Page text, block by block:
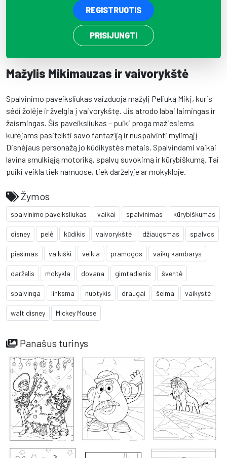
REGISTRUOTIS
PRISIJUNGTI
Mažylis Mikimauzas ir vaivorykštė
Spalvinimo paveiksliukas vaizduoja mažylį Peliuką Mikį, kuris
sėdi žolėje ir žvelgia į vaivorykštę. Jis atrodo labai laimingas ir
žaismingas. Šis paveiksliukas – puiki proga mažiesiems
kūrėjams pasitelkti savo fantaziją ir nuspalvinti mylimąjį
Disnėjaus personažą jo kūdikystės metais. Spalvindami vaikai
lavina smulkiąją motoriką, spalvų suvokimą ir kūrybiškumą. Tai
puiki veikla tiek namuose, tiek darželyje ar mokykloje.
Žymos
spalvinimo paveiksliukas vaikai spalvinimas kūrybiškumas
disney pelė kūdikis vaivorykštė džiaugsmas spalvos
piešimas vaikiški veikla pramogos vaikų kambarys
darželis mokykla dovana gimtadienis šventė
spalvinga linksma nuotykis draugai šeima vaikystė
walt disney Mickey Mouse
Panašus turinys